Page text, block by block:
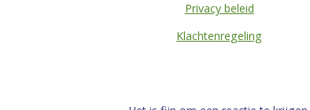
Privacy beleid
Klachtenregeling